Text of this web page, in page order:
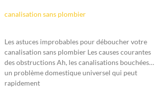
canalisation sans plombier
Les astuces improbables pour déboucher votre
canalisation sans plombier Les causes courantes
des obstructions Ah, les canalisations bouchées…
un problème domestique universel qui peut
rapidement